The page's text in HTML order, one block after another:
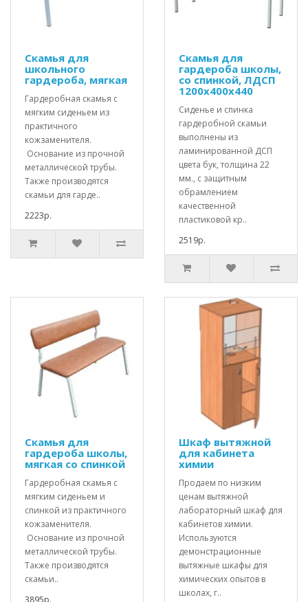
Скамья для
школьного
гардероба, мягкая
Гардеробная скамья с
мягким сиденьем из
практичного
кожзаменителя.
Основание из прочной
металлической трубы.
Также производятся
скамьи для гарде..
2223р.
Скамья для
гардероба школы,
со спинкой, ЛДСП
1200х400х440
Сиденье и спинка
гардеробной скамьи
выполнены из
ламинированной ДСП
цвета бук, толщина 22
мм., с защитным
обрамлением
качественной
пластиковой кр..
2519р.
Скамья для
гардероба школы,
мягкая со спинкой
Гардеробная скамья с
мягким сиденьем и
спинкой из практичного
кожзаменителя.
Основание из прочной
металлической трубы.
Также производятся
скамьи..
3895р.
Шкаф вытяжной
для кабинета
химии
Продаем по низким
ценам вытяжной
лабораторный шкаф для
кабинетов химии.
Используются
демонстрационные
вытяжные шкафы для
химических опытов в
школах, г..